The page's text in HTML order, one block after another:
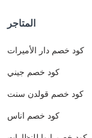
المتاجر
كود خصم دار الأميرات
كود خصم جيني
كود خصم قولدن سنت
كود خصم اناس